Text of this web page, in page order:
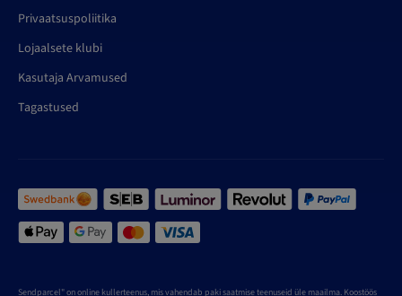
Privaatsuspoliitika
Lojaalsete klubi
Kasutaja Arvamused
Tagastused
Sendparcel" on online kullerteenus, mis vahendab paki saatmise teenuseid üle maailma. Koostöös